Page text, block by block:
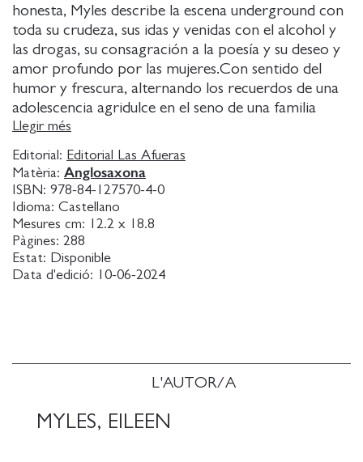
L'AUTOR/A
MYLES, EILEEN
honesta, Myles describe la escena underground con
toda su crudeza, sus idas y venidas con el alcohol y
las drogas, su consagración a la poesía y su deseo y
amor profundo por las mujeres.Con sentido del
humor y frescura, alternando los recuerdos de una
adolescencia agridulce en el seno de una familia
católica de clase trabajadora, con noches insomnes
de fiesta, personajes imborrables y escenas de sexo
perturbadoras, Myles construye un retrato de la
formación de un personaje que se niega a ser
encasillado o a plegarse a convención
alguna.Chelsea Girls fue publicada originalmente en
1994 y a día de hoy es un referente de libertad y
experimentación cuya lectura atrapa de forma
magistral.
Llegir més
Editorial: Editorial Las Afueras
Matèria: Anglosaxona
ISBN: 978-84-127570-4-0
Idioma: Castellano
Mesures cm:
12.2 x 18.8
Pàgines: 288
Estat: Disponible
Data d'edició:
10-06-2024